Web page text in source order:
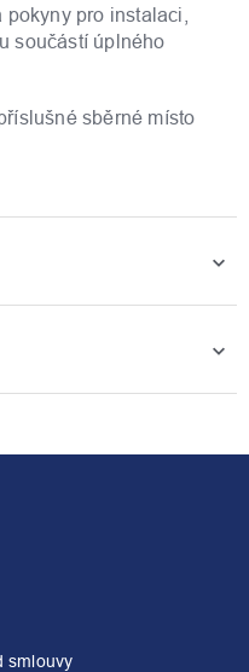
pro instalaci,
součástí úplného
sběrné místo
smlouvy